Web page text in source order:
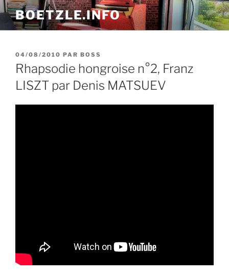
Aller
au
contenu
BOETZLE.INFO
PUBLIÉ
LE
04/08/2010 PAR BOSS
Rhapsodie hongroise n°2, Franz
LISZT par Denis MATSUEV